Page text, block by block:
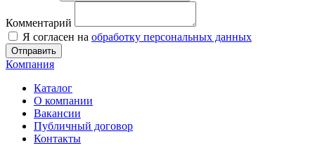
Комментарий
Я согласен на обработку персональных данных
Отправить
Компания
Каталог
О компании
Вакансии
Публичный договор
Контакты